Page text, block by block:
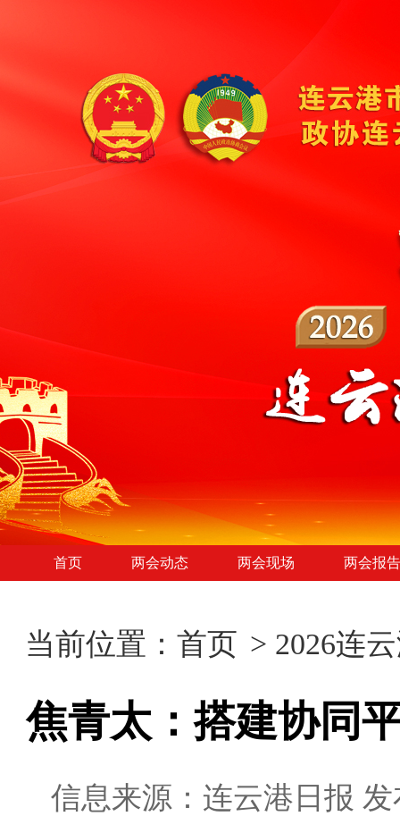
首页 两会动态 两会现场 两会报告
当前位置： 首页 > 2026连
焦青太：搭建协同
信息来源：连云港日报 发